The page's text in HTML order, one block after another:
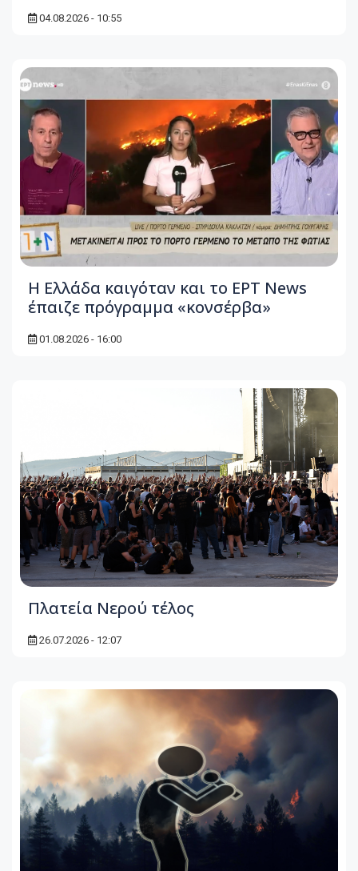
04.08.2026 - 10:55
Η Ελλάδα καιγόταν και το ΕΡΤ News
έπαιζε πρόγραμμα «κονσέρβα»
01.08.2026 - 16:00
Πλατεία Νερού τέλος
26.07.2026 - 12:07